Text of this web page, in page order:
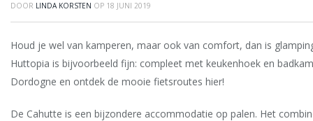
DOOR LINDA KORSTEN OP 18 JUNI 2019
Houd je wel van kamperen, maar ook van comfort, dan is glamping
Huttopia is bijvoorbeeld fijn: compleet met keukenhoek en
Dordogne en ontdek de mooie fietsroutes hier!
De Cahutte is een bijzondere accommodatie op palen. Het